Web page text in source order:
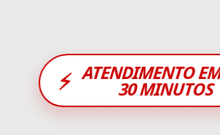
⚡ ATENDIMENTO
30 MINUTOS